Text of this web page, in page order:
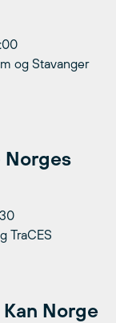
og Stavanger
Norges
TraCES
Norge